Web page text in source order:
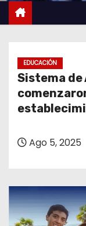
EDUCACIÓN
Sistema de
Ago 5, 2025